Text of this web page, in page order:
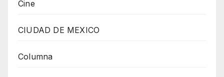
Cine
CIUDAD DE MEXICO
Columna